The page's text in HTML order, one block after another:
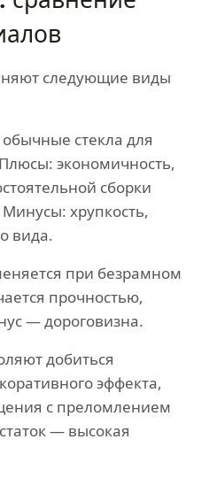
следующие виды
стекла для
экономичность,
сборки
хрупкость,
вида.
при безрамном
прочностью,
— дороговизна.
добиться
эффекта,
с преломлением
— высокая